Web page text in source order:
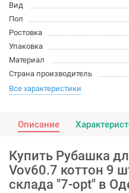
Вид
Пол
Ростовка
Упаковка
Материал
Страна производитель
Все характеристики
Описание
Купить Рубашка
Vov60.7 коттон 9
склада "7-opt" в